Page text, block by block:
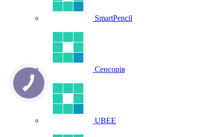
SmartPencil
Сенсорія
UBEE